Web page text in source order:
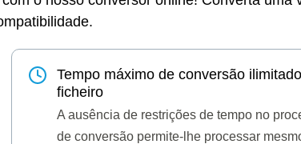
Tempo máximo de conversão
ficheiro
A ausência de restrições de tempo no
de conversão permite-lhe processar